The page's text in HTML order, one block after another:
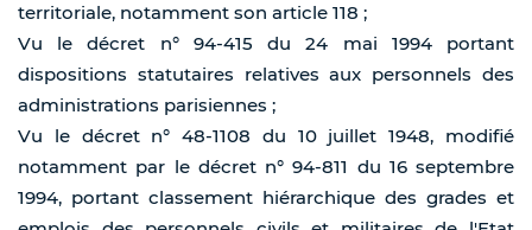
territoriale, notamment son article 118 ;
Vu le décret n° 94-415 du 24 mai 1994 portant
dispositions statutaires relatives aux personnels des
administrations parisiennes ;
Vu le décret n° 48-1108 du 10 juillet 1948, modifié
notamment par le décret n° 94-811 du 16 septembre
1994, portant classement hiérarchique des grades et